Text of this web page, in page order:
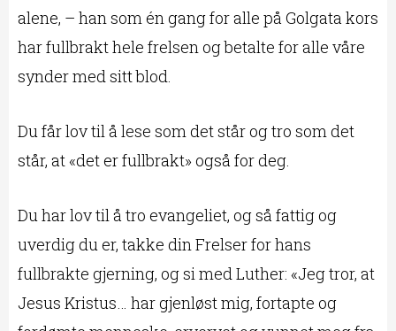
alene, – han som én gang for alle på Golgata kors
har fullbrakt hele frelsen og betalte for alle våre
synder med sitt blod.
Du får lov til å lese som det står og tro som det
står, at «det er fullbrakt» også for deg.
Du har lov til å tro evangeliet, og så fattig og
uverdig du er, takke din Frelser for hans
fullbrakte gjerning, og si med Luther: «Jeg tror, at
Jesus Kristus… har gjenløst mig, fortapte og